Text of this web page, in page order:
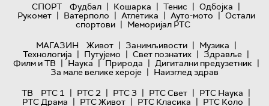
СПОРТ
Фудбал | Кошарка | Тенис | Одбојка |
Рукомет | Ватерполо | Атлетика | Ауто-мото | Остали
спортови | Меморијал РТС
МАГАЗИН
Живот | Занимљивости | Музика |
Технологијa | Путујемо | Свет познатих | Здравље |
Филм и ТВ | Наука | Природа | Дигитални предузетник |
За мале велике хероје | Наизглед здрав
ТВ
РТС 1 | РТС 2 | РТС 3 | РТС Свет | РТС Наука |
РТС Драма | РТС Живот | РТС Класика | РТС Коло |